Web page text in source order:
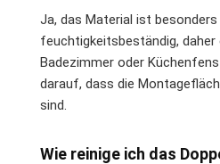
Ja, das Material ist
feuchtigkeitsbeständig,
Badezimmer oder
darauf, dass die
sind.
Wie reinige ich das